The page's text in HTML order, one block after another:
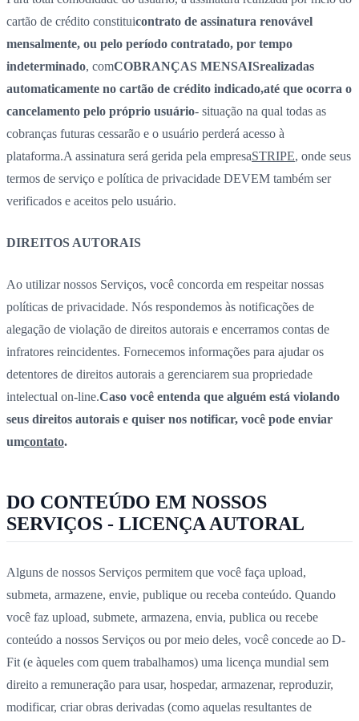
cartão de crédito constituicontrato de assinatura renovável
mensalmente, ou pelo período contratado, por tempo
indeterminado, comCOBRANÇAS MENSAISrealizadas
automaticamente no cartão de crédito indicado,até que ocorra o
cancelamento pelo próprio usuário- situação na qual todas as
cobranças futuras cessarão e o usuário perderá acesso à
plataforma.A assinatura será gerida pela empresaSTRIPE, onde seus
termos de serviço e política de privacidade DEVEM também ser
verificados e aceitos pelo usuário.
DIREITOS AUTORAIS
Ao utilizar nossos Serviços, você concorda em respeitar nossas
políticas de privacidade. Nós respondemos às notificações de
alegação de violação de direitos autorais e encerramos contas de
infratores reincidentes. Fornecemos informações para ajudar os
detentores de direitos autorais a gerenciarem sua propriedade
intelectual on-line.Caso você entenda que alguém está violando
seus direitos autorais e quiser nos notificar, você pode enviar
umcontato.
DO CONTEÚDO EM NOSSOS
SERVIÇOS - LICENÇA AUTORAL
Alguns de nossos Serviços permitem que você faça upload,
submeta, armazene, envie, publique ou receba conteúdo. Quando
você faz upload, submete, armazena, envia, publica ou recebe
conteúdo a nossos Serviços ou por meio deles, você concede ao D-
Fit (e àqueles com quem trabalhamos) uma licença mundial sem
direito a remuneração para usar, hospedar, armazenar, reproduzir,
modificar, criar obras derivadas (como aquelas resultantes de